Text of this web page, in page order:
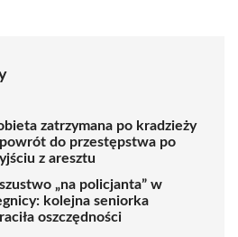
zatrzymana po kradzieży
do przestępstwa po
z aresztu
„na policjanta” w
kolejna seniorka
oszczędności